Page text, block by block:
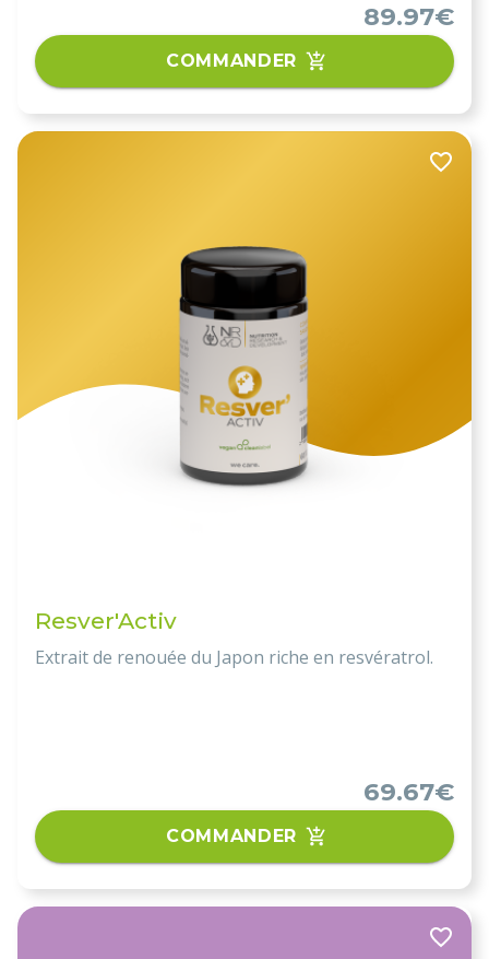
89.97€
COMMANDER
Resver'Activ
Extrait de renouée du Japon riche en resvératrol.
69.67€
COMMANDER